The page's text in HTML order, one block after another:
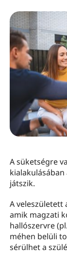
A süketségre
játszik.
A veleszületett
amik magzati
hallószervre
méhen belüli
sérülhet a